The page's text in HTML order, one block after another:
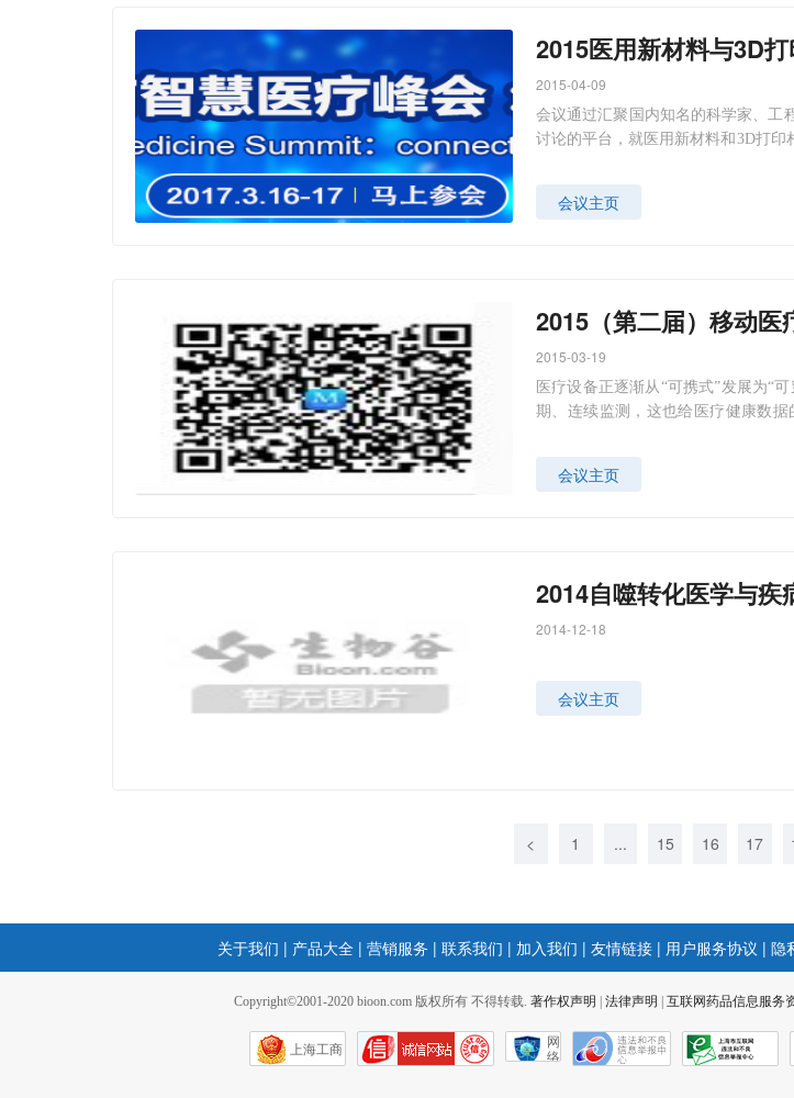
2015医用新材料与3D
2015-04-09
会议通过汇聚国内知名的科学家、工
讨论的平台，就医用新材料和3D打印
会议主页
2015（第二届）移动医
2015-03-19
医疗设备正逐渐从“可携式”发展为“
期、连续监测，这也给医疗健康数
疗移动应用被创造出来，颠覆沉重、
会议主页
2014自噬转化医学与疾
2014-12-18
会议主页
< 1 ... 15 16 17
关于我们 | 产品大全 | 营销服务 | 联系我们 | 加入我们 | 友情链接 | 用户服务协议 | 隐
Copyright©2001-2020 bioon.com 版权所有 不得转载. 著作权声明 法律声明 互联网药品信息服务
上海工商
网
络